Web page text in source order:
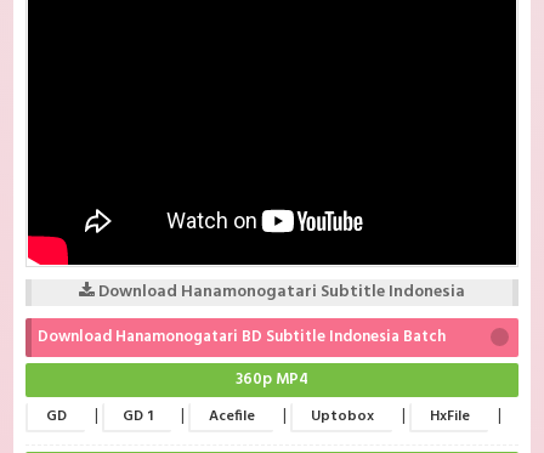
Download Hanamonogatari Subtitle Indonesia
Download Hanamonogatari BD Subtitle Indonesia Batch
360p MP4
GD | GD 1 | Acefile | Uptobox | HxFile |